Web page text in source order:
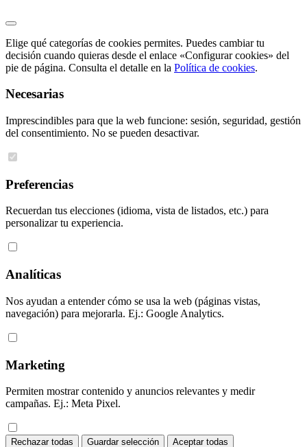
Elige qué categorías de cookies permites. Puedes cambiar tu
decisión cuando quieras desde el enlace «Configurar cookies» del
pie de página. Consulta el detalle en la Política de cookies.
Necesarias
Imprescindibles para que la web funcione: sesión, seguridad, gestión
del consentimiento. No se pueden desactivar.
Preferencias
Recuerdan tus elecciones (idioma, vista de listados, etc.) para
personalizar tu experiencia.
Analíticas
Nos ayudan a entender cómo se usa la web (páginas vistas,
navegación) para mejorarla. Ej.: Google Analytics.
Marketing
Permiten mostrar contenido y anuncios relevantes y medir
campañas. Ej.: Meta Pixel.
Rechazar todas Guardar selección Aceptar todas